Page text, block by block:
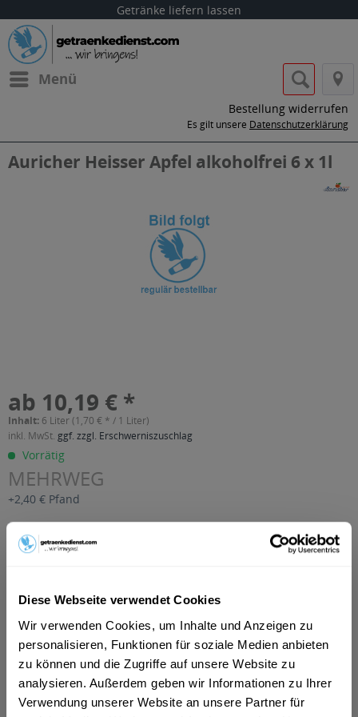
Diese Webseite verwendet Cookies
Wir verwenden Cookies, um Inhalte und Anzeigen zu
personalisieren, Funktionen für soziale Medien anbieten
zu können und die Zugriffe auf unsere Website zu
analysieren. Außerdem geben wir Informationen zu Ihrer
Verwendung unserer Website an unsere Partner für
Getränke liefern lassen
Menü
Bestellung widerrufen
Es gilt unsere Datenschutzerklärung
Auricher Heisser Apfel alkoholfrei 6 x 1l
ab 10,19 € *
Inhalt: 6 Liter (1,70 € * / 1 Liter)
inkl. MwSt. ggf. zzgl. Erschwerniszuschlag
Vorrätig
MEHRWEG
+2,40 € Pfand
In denWarenkorb
Verfügbar in:
Beschreibung
mehr
"Auricher Heisser Apfel alkoholfrei 6 x 1l"